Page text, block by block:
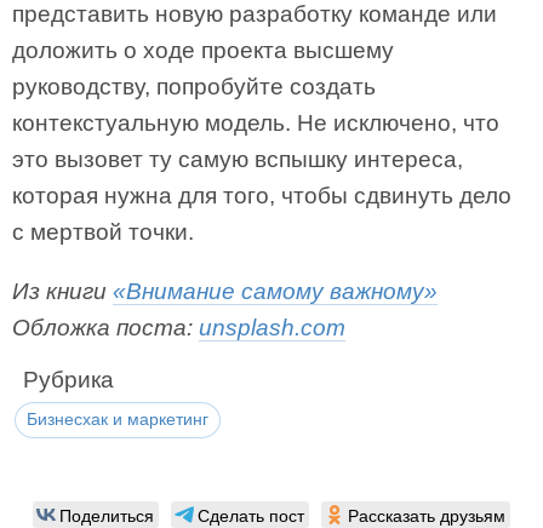
представить новую разработку команде или
доложить о ходе проекта высшему
руководству, попробуйте создать
контекстуальную модель. Не исключено, что
это вызовет ту самую вспышку интереса,
которая нужна для того, чтобы сдвинуть дело
с мертвой точки.
Из книги «Внимание самому важному»
Обложка поста: unsplash.com
Рубрика
Бизнесхак и маркетинг
Поделиться Сделать пост Рассказать друзьям